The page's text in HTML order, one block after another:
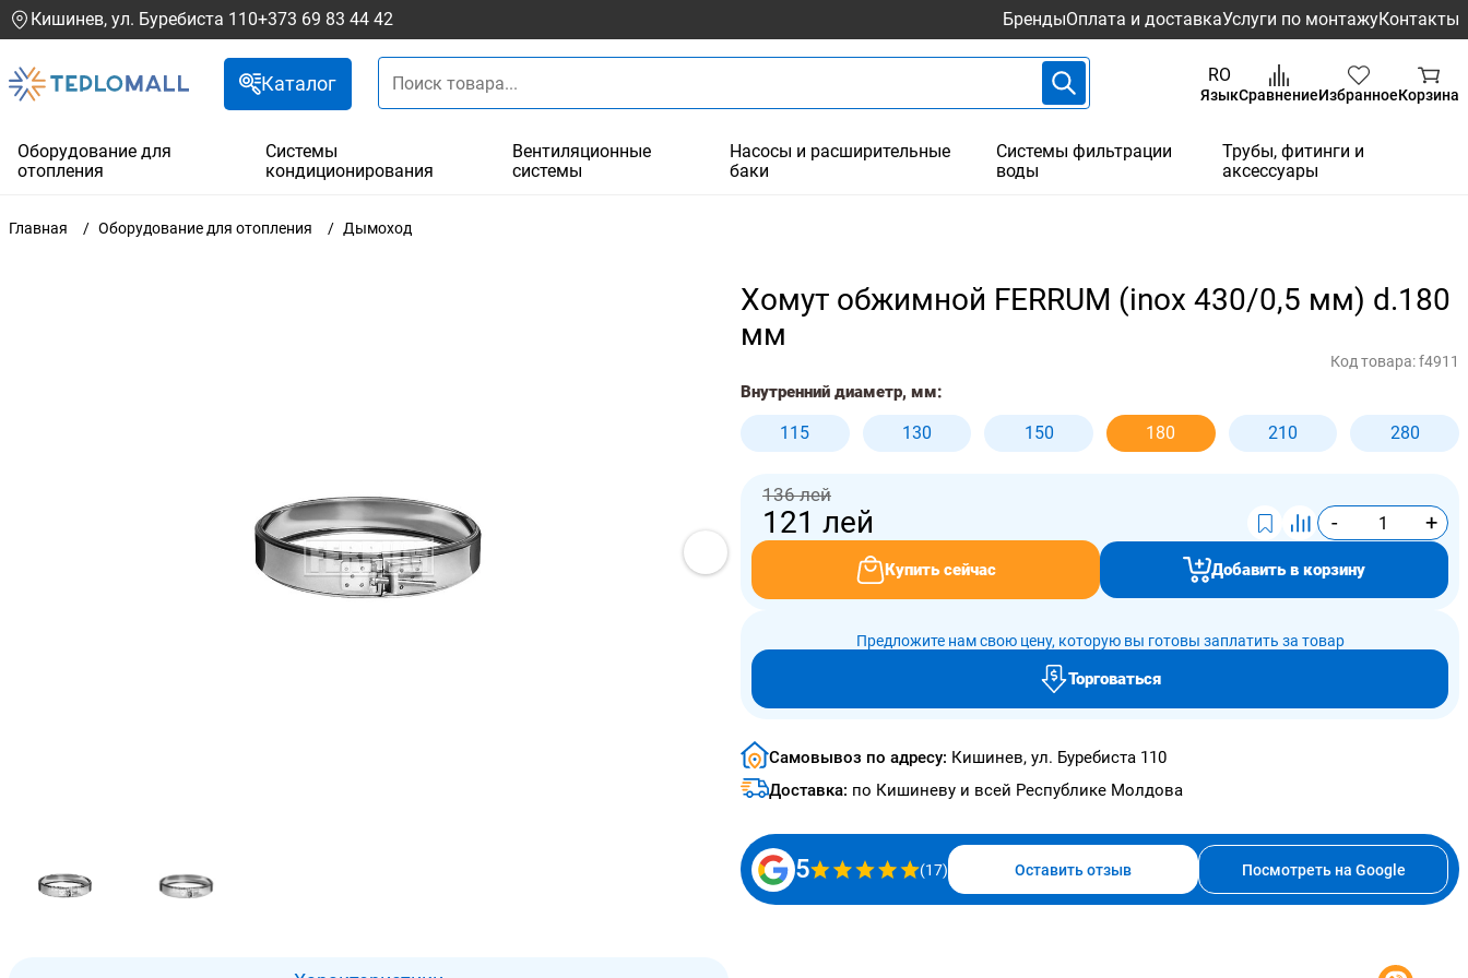
Кишинев, ул. Буребиста 110+373 69 83 44 42 БрендыОплата и доставкаУслуги по монтажуКонтакты
Каталог RO
ЯзыкСравнениеИзбранноеКорзина
Оборудование для
отопления
Системы
кондиционирования
Вентиляционные
системы
Насосы и расширительные
баки
Системы фильтрации
воды
Трубы, фитинги и
аксессуары
Главная Оборудование для отопления Дымоход
Хомут обжимной FERRUM (inox 430/0,5 мм) d.180
мм
Код товара:f4911
Внутренний диаметр, мм:
115 130 150 180 210 280
136 лей
121 лей - +
Купить сейчас Добавить в корзину
Предложите нам свою цену, которую вы готовы заплатить за товар
Торговаться
Самовывоз по адресу: Кишинев, ул. Буребиста 110
Доставка: по Кишиневу и всей Республике Молдова
5 (17) Оставить отзыв Посмотреть на Google